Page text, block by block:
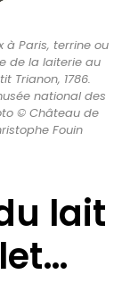
à Paris, terrine ou
de la laiterie au
Trianon, 1786.
national des
© Château de
Fouin
lait